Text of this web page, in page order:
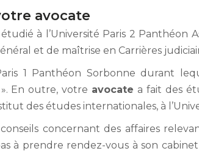
avocate
à l’Université Paris 2 Panthéon
et de maîtrise en Carrières
1 Panthéon Sorbonne durant
En outre, votre avocate a fait des
des études internationales, à
concernant des affaires
à prendre rendez-vous à son